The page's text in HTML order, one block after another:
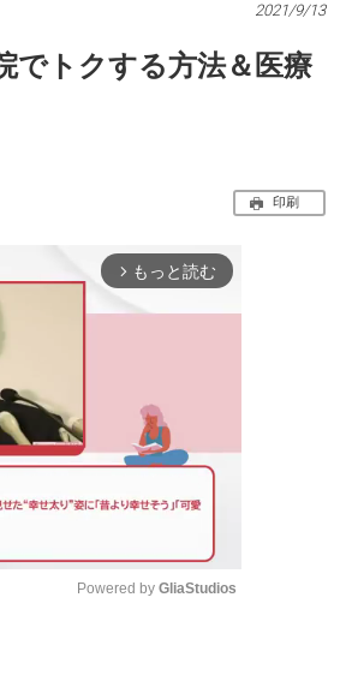
2021/9/13
でトクする方法＆医療
印刷
arrow_forward_ios もっと読む
Powered by GliaStudios